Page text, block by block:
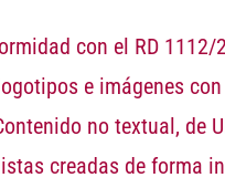
con el RD 1112/
e imágenes
no textual, de
creadas de forma